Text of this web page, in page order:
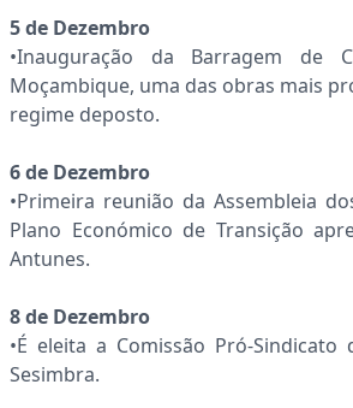
5 de Dezembro
•Inauguração da Barragem de
Moçambique, uma das obras mais
regime deposto.
6 de Dezembro
•Primeira reunião da Assembleia
Plano Económico de Transição
Antunes.
8 de Dezembro
•É eleita a Comissão Pró-Sindicato
Sesimbra.